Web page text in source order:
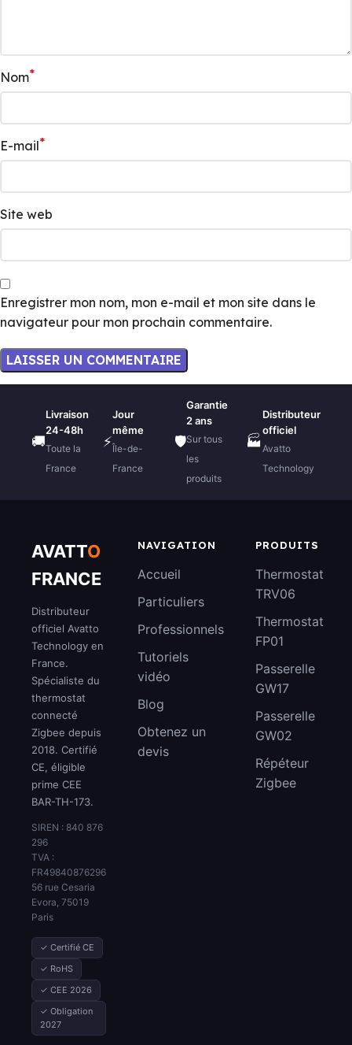
Nom*
E-mail*
Site web
Enregistrer mon nom, mon e-mail et mon site dans le
navigateur pour mon prochain commentaire.
🚚
Livraison
24-48h
Toute la
France
⚡
Jour
même
Île-de-
France
🛡️
Garantie
2 ans
Sur tous
les
produits
🏭
Distributeur
officiel
Avatto
Technology
AVATTO
FRANCE
Distributeur
officiel Avatto
Technology en
France.
Spécialiste du
thermostat
connecté
Zigbee depuis
2018. Certifié
CE, éligible
prime CEE
BAR-TH-173.
SIREN : 840 876
296
TVA :
FR49840876296
56 rue Cesaria
Evora, 75019
Paris
✓ Certifié CE
✓ RoHS
✓ CEE 2026
✓ Obligation
2027
NAVIGATION
Accueil
Particuliers
Professionnels
Tutoriels
vidéo
Blog
Obtenez un
devis
PRODUITS
Thermostat
TRV06
Thermostat
FP01
Passerelle
GW17
Passerelle
GW02
Répéteur
Zigbee